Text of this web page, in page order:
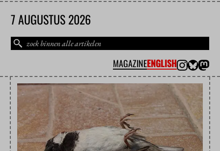
7 AUGUSTUS 2026
MAGAZINEENGLISH